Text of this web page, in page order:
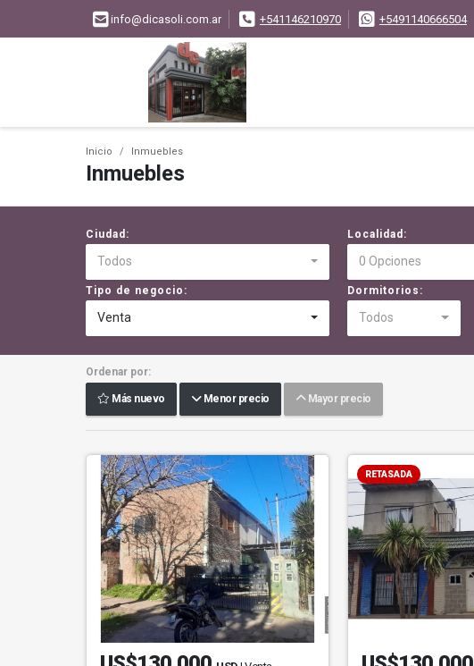
info@dicasoli.com.ar +541146210970 +5491140666504
Inicio Inmuebles
Inmuebles
Ciudad:
Todos
Localidad:
0 Opciones
Tipo de negocio:
Venta
Dormitorios:
Todos
Ordenar por:
Más nuevo Menor precio Mayor precio
RETASADA